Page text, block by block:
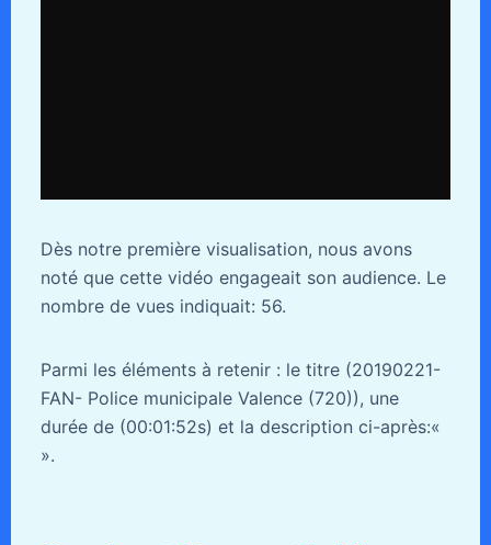
Dès notre première visualisation, nous avons
noté que cette vidéo engageait son audience. Le
nombre de vues indiquait: 56.
Parmi les éléments à retenir : le titre (20190221-
FAN- Police municipale Valence (720)), une
durée de (00:01:52s) et la description ci-après:«
».